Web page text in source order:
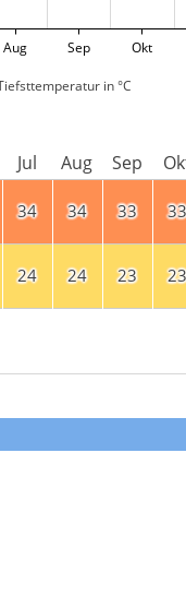
Aug Sep Okt
in °C
Jul Aug Sep
34 34 33 33
24 24 23 23